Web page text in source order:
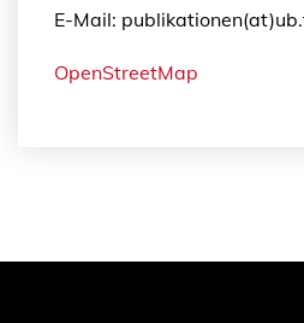
E-Mail:
OpenStreetMap